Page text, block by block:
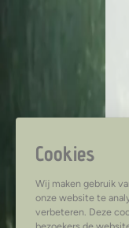
Cookies
Wij maken gebruik
onze website te
verbeteren. Deze